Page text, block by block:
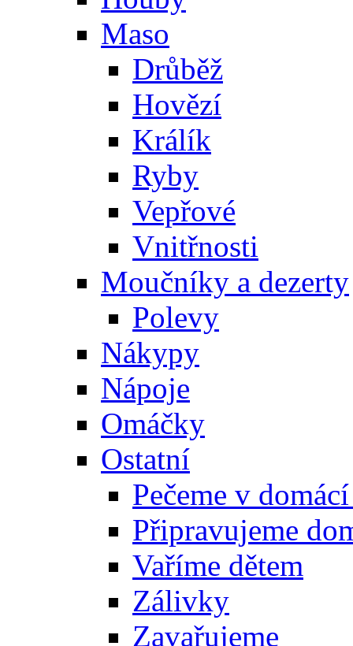
Maso
Drůběž
Hovězí
Králík
Ryby
Vepřové
Vnitřnosti
Moučníky a dezerty
Polevy
Nákypy
Nápoje
Omáčky
Ostatní
Pečeme v
Připravujeme
Vaříme dětem
Zálivky
Zavařujeme